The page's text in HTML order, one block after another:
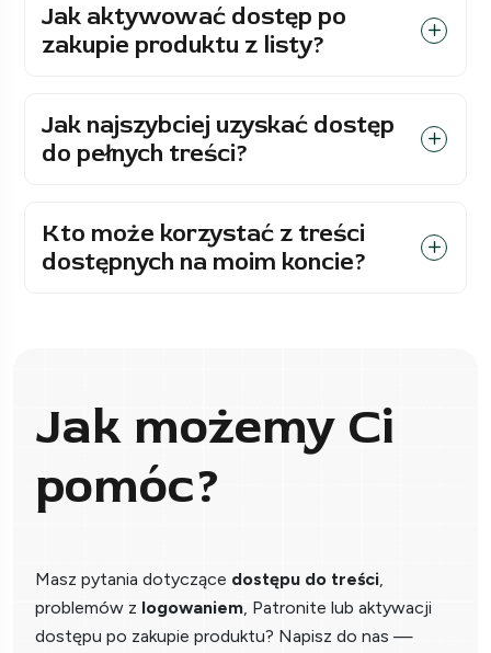
Jak aktywować dostęp po
zakupie produktu z listy?
Jak najszybciej uzyskać dostęp
do pełnych treści?
Kto może korzystać z treści
dostępnych na moim koncie?
Jak możemy Ci
pomóc?
Masz pytania dotyczące dostępu do treści,
problemów z logowaniem, Patronite lub aktywacji
dostępu po zakupie produktu? Napisz do nas —